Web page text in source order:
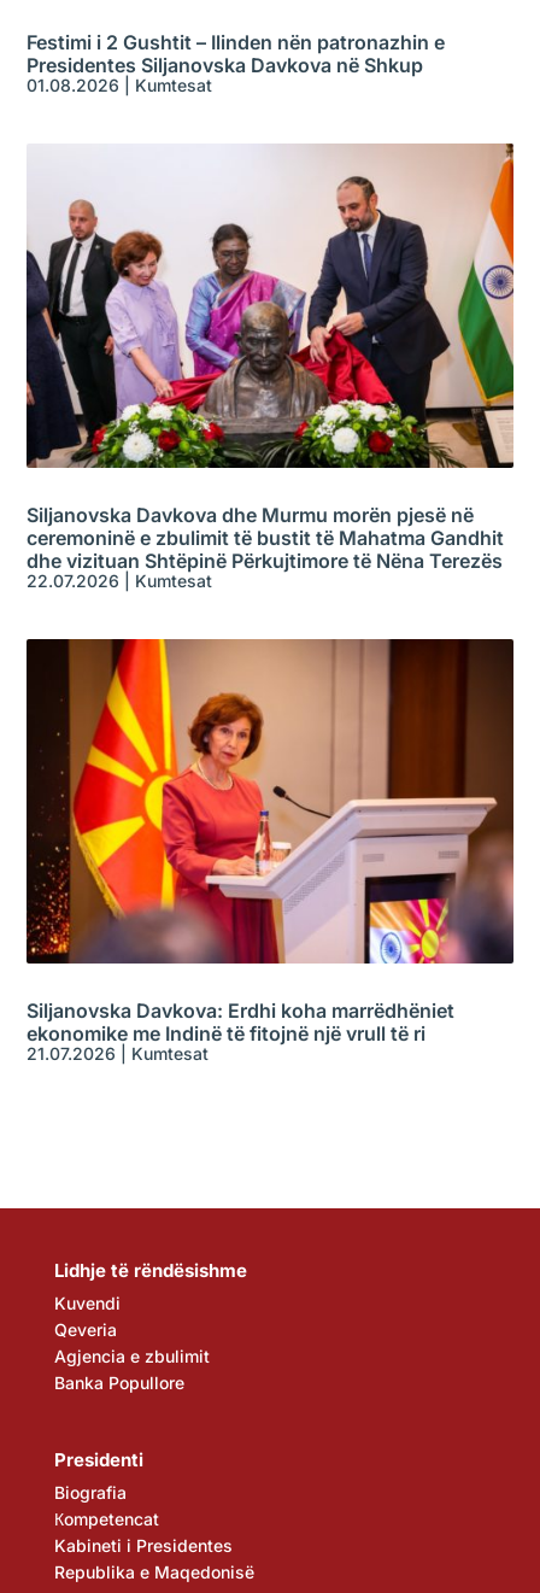
Festimi i 2 Gushtit – Ilinden nën patronazhin e
Presidentes Siljanovska Davkova në Shkup
01.08.2026 Kumtesat
Siljanovska Davkova dhe Murmu morën pjesë në
ceremoninë e zbulimit të bustit të Mahatma Gandhit
dhe vizituan Shtëpinë Përkujtimore të Nëna Terezës
22.07.2026 Kumtesat
Siljanovska Davkova: Erdhi koha marrëdhëniet
ekonomike me Indinë të fitojnë një vrull të ri
21.07.2026 Kumtesat
Lidhje të rëndësishme
Kuvendi
Qeveria
Agjencia e zbulimit
Banka Popullore
Presidenti
Biografia
Кompetencat
Kabineti i Presidentes
Republika e Maqedonisë